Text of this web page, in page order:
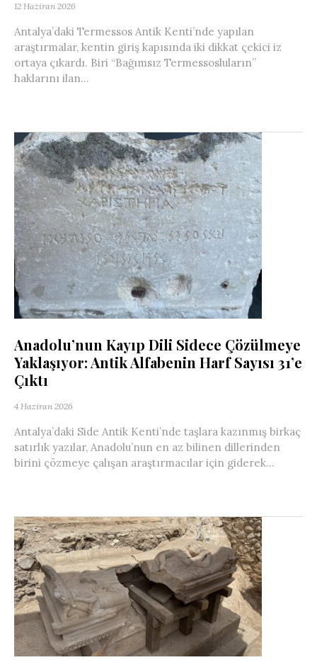
12 Haziran 2026
Antalya’daki Termessos Antik Kenti’nde yapılan
araştırmalar, kentin giriş kapısında iki dikkat çekici iz
ortaya çıkardı. Biri “Bağımsız Termessosluların”
haklarını ilan...
Anadolu’nun Kayıp Dili Sidece Çözülmeye
Yaklaşıyor: Antik Alfabenin Harf Sayısı 31’e
Çıktı
4 Haziran 2026
Antalya’daki Side Antik Kenti’nde taşlara kazınmış birkaç
satırlık yazılar, Anadolu’nun en az bilinen dillerinden
birini çözmeye çalışan araştırmacılar için giderek...